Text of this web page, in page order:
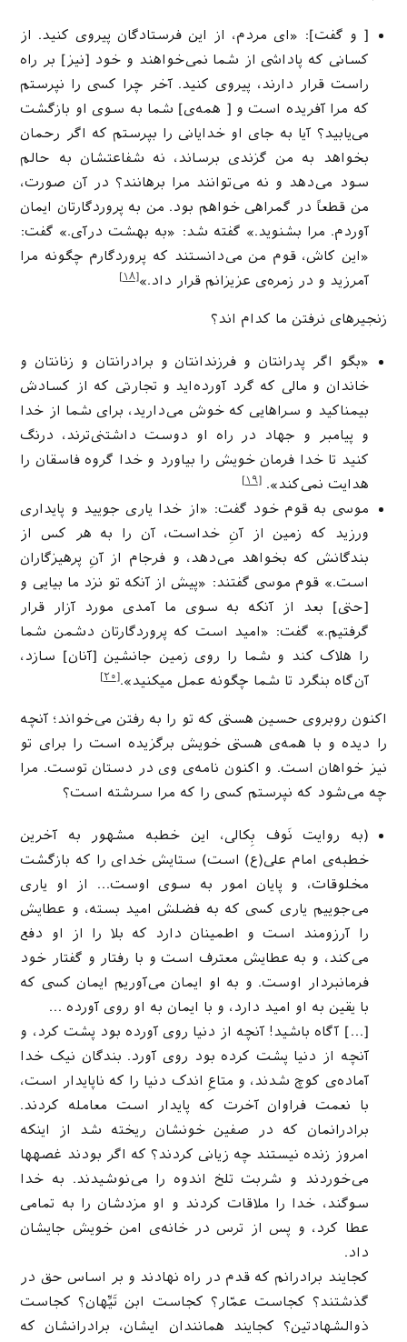
[ و گفت]: «ای مردم، از این فرستادگان پیروی کنید. از
کسانی که پاداشی از شما نمی‌خواهند و خود [نیز] بر راه
راست قرار دارند، پیروی کنید. آخر چرا کسی را نپرستم
که مرا آفریده است و [ همه‌ی] شما به سوی او بازگشت
می‌یابید؟ آیا به جای او خدایانی را بپرستم که اگر رحمان
بخواهد به من گزندی برساند، نه شفاعتشان به حالم
سود می‌دهد و نه می‌توانند مرا برهانند؟ در آن صورت،
من قطعاً در گمراهی خواهم بود. من به پروردگارتان ایمان
آوردم. مرا بشنوید.» گفته شد: «به بهشت درآی.» گفت:
«این کاش، قوم من می‌دانستند که پروردگارم چگونه مرا
آمرزید و در زمره‌ی عزیزانم قرار داد.»[۱۸]
زنجیرهای نرفتن ما کدام اند؟
«بگو اگر پدرانتان و فرزندانتان و برادرانتان و زنانتان و
خاندان و مالی که گرد آورده‌اید و تجارتی که از کسادش
بیمناکید و سراهایی که خوش می‌دارید، برای شما از خدا
و پیامبر و جهاد در راه او دوست داشتنی‌ترند، درنگ
کنید تا خدا فرمان خویش را بیاورد و خدا گروه فاسقان را
هدایت نمی‌کند».[۱۹]
موسی به قوم خود گفت: «از خدا یاری جویید و پایداری
ورزید که زمین از آنِ خداست، آن را به هر کس از
بندگانش که بخواهد می‌دهد، و فرجام از آنِ پرهیزگاران
است.» قوم موسی گفتند: «پیش از آنکه تو نزد ما بیایی و
[حتی] بعد از آنکه به سوی ما آمدی مورد آزار قرار
گرفتیم.» گفت: «امید است که پروردگارتان دشمن شما
را هلاک کند و شما را روی زمین جانشین [آنان] سازد،
آن‌گاه بنگرد تا شما چگونه عمل میکنید».[۲۰]
اکنون روبروی حسین هستی که تو را به رفتن می‌خواند؛ آنچه
را دیده و با همه‌ی هستی‌ خویش برگزیده است را برای تو
نیز خواهان است. و اکنون نامه‌ی وی در دستان توست. مرا
چه می‌شود که نپرستم کسی را که مرا سرشته است؟
(به روایت نَوف بِکالی، این خطبه مشهور به آخرین
خطبه‌ی امام علی(ع) است) ستایش خدای را که بازگشت
مخلوقات، و پایان امور به سوی اوست… از او یاری
می‌جوییم یاری کسی که به فضلش امید بسته، و عطایش
را آرزومند است و اطمینان دارد که بلا را از او دفع
می‌کند، و به عطایش معترف است و با رفتار و گفتار خود
فرمانبردار اوست. و به او ایمان می‌آوریم ایمان کسی که
با یقین به او امید دارد، و با ایمان به او روی آورده …
[…] آگاه باشید! آنچه از دنیا روی آورده بود پشت کرد، و
آنچه از دنیا پشت کرده بود روی آورد. بندگان نیک خدا
آماده‌ی کوچ شدند، و متاعِ اندک دنیا را که ناپایدار است،
با نعمت فراوان آخرت که پایدار است معامله کردند.
برادرانمان که در صفین خونشان ریخته شد از اینکه
امروز زنده نیستند چه زیانی کردند؟ که اگر بودند غصهها
می‌خوردند و شربت تلخ اندوه را می‌نوشیدند. به خدا
سوگند، خدا را ملاقات کردند و او مزدشان را به تمامی
عطا کرد، و پس از ترس در خانه‌ی امن خویش جایشان
داد.
کجایند برادرانم که قدم در راه نهادند و بر اساس حق در
گذشتند؟ کجاست عمّار؟ کجاست ابن تَیِّهان؟ کجاست
ذوالشهادتین؟ کجایند همانندان ایشان، برادرانشان که